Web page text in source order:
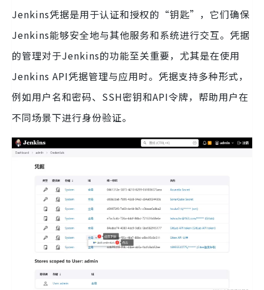
Jenkins凭据是用于认证和授权的“钥匙”，它们确保
Jenkins能够安全地与其他服务和系统进行交互。凭据
的管理对于Jenkins的功能至关重要，尤其是在使用
Jenkins API凭据管理与应用时。凭据支持多种形式，
例如用户名和密码、SSH密钥和API令牌，帮助用户在
不同场景下进行身份验证。